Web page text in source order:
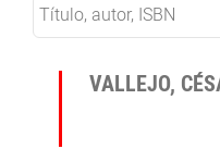
VALLEJO,